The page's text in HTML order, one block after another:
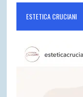
ESTETICA CRUCIANI